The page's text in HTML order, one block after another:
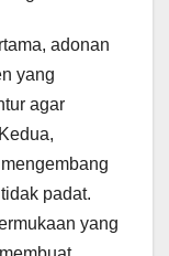
adonan
yang
agar
padat.
yang